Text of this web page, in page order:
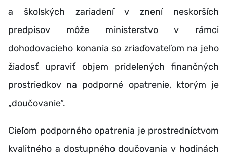
a školských zariadení v znení neskorších
predpisov môže ministerstvo v rámci
dohodovacieho konania so zriaďovateľom na jeho
žiadosť upraviť objem pridelených finančných
prostriedkov na podporné opatrenie, ktorým je
„doučovanie“.
Cieľom podporného opatrenia je prostredníctvom
kvalitného a dostupného doučovania v hodinách